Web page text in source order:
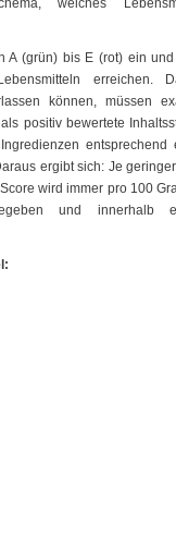
welches
A (grün) bis E (rot) ein
erreichen.
können, müssen
positiv bewertete
entsprechend
ergibt sich: Je
wird immer pro 100
und innerhalb